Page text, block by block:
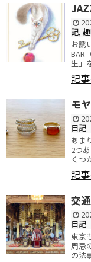
記,
お誘
BAR
生」
記
モ
日記
あま
2つ
くつ
記
交
日記
東京
周忌
の法